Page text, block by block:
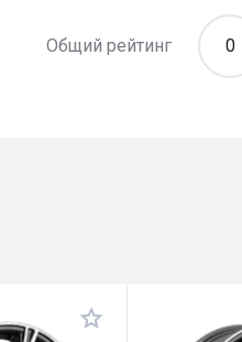
Общий рейтинг 0